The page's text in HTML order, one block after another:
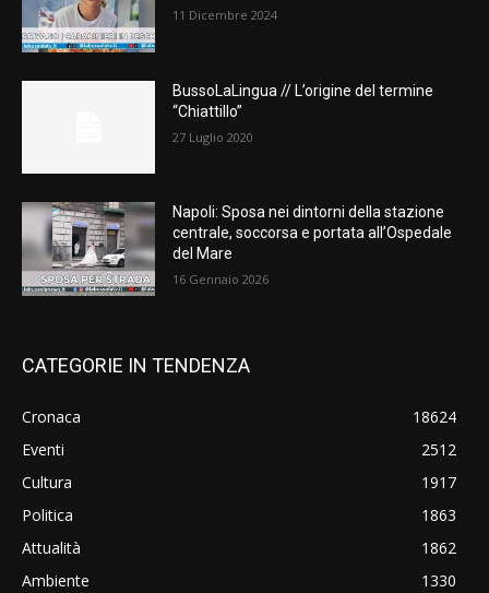
11 Dicembre 2024
BussoLaLingua // L’origine del termine
“Chiattillo”
27 Luglio 2020
Napoli: Sposa nei dintorni della stazione
centrale, soccorsa e portata all’Ospedale
del Mare
16 Gennaio 2026
CATEGORIE IN TENDENZA
Cronaca
18624
Eventi
2512
Cultura
1917
Politica
1863
Attualità
1862
Ambiente
1330